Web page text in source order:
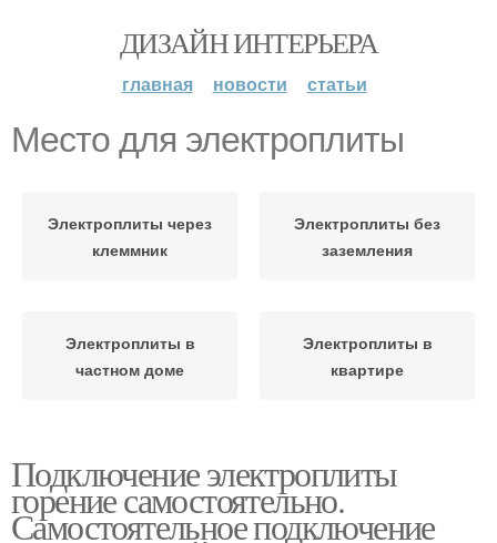
ДИЗАЙН ИНТЕРЬЕРА
главная новости статьи
Место для электроплиты
Электроплиты через
клеммник
Электроплиты без
заземления
Электроплиты в
частном доме
Электроплиты в
квартире
Подключение электроплиты
горение самостоятельно.
Самостоятельное подключение